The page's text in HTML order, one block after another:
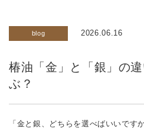
blog 2026.06.16
椿油「金」と「銀」の
ぶ？
「金と銀、どちらを選べばいいです